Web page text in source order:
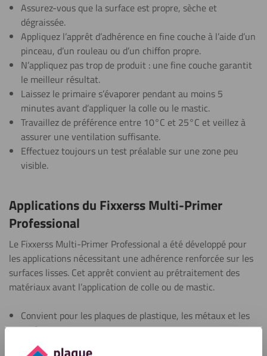
Assurez-vous que la surface est propre, sèche et
dégraissée.
Appliquez l’apprêt d’adhérence en fine couche à l’aide d’un
pinceau, d’un rouleau ou d’un chiffon propre.
N’appliquez pas trop de produit : une fine couche garantit
le meilleur résultat.
Laissez le primaire s’évaporer pendant au moins 5
minutes avant d’appliquer la colle ou le mastic.
Travaillez de préférence entre 10°C et 25°C et veillez à
assurer une ventilation suffisante.
Effectuez toujours un test préalable sur une zone peu
visible.
Applications du Fixxerss Multi-Primer
Professional
Le Fixxerss Multi-Primer Professional a été développé pour
les applications nécessitant une adhérence renforcée sur les
surfaces lisses. Cet apprêt convient au prétraitement des
matériaux avant l’application de colle ou de mastic.
Convient pour les plaques de plastique, les métaux et les
surfaces peintes.
Convient aux applications dans les secteurs de la publicité